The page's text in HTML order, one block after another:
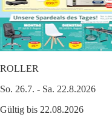
ROLLER
So. 26.7. - Sa. 22.8.2026
Gültig bis 22.08.2026